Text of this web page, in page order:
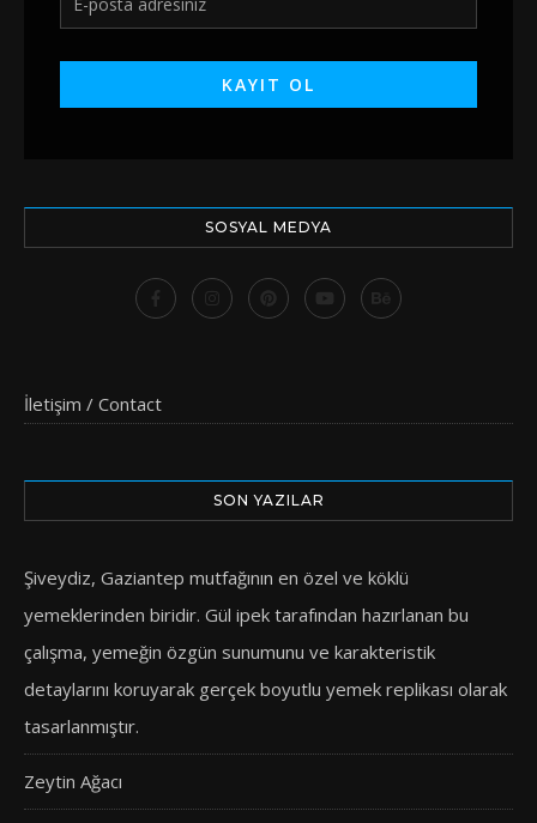
SOSYAL MEDYA
İletişim / Contact
SON YAZILAR
Şiveydiz, Gaziantep mutfağının en özel ve köklü
yemeklerinden biridir. Gül ipek tarafından hazırlanan bu
çalışma, yemeğin özgün sunumunu ve karakteristik
detaylarını koruyarak gerçek boyutlu yemek replikası olarak
tasarlanmıştır.
Zeytin Ağacı